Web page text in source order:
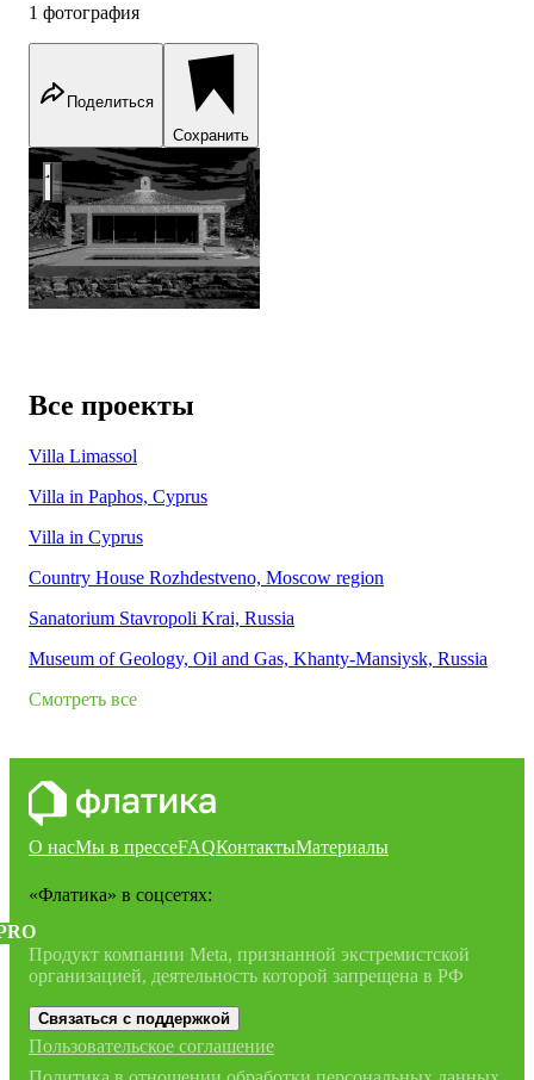
1 фотография
Поделиться
Сохранить
Villa Nicole Kidman, Cyprus
Все проекты
Villa Limassol
Villa in Paphos, Cyprus
Villa in Cyprus
Country House Rozhdestveno, Moscow region
Sanatorium Stavropoli Krai, Russia
Museum of Geology, Oil and Gas, Khanty-Mansiysk, Russia
Смотреть все
О насМы в прессеFAQКонтактыМатериалы
«Флатика» в соцсетях:
Продукт компании Meta, признанной экстремистской
организацией, деятельность которой запрещена в РФ
Связаться с поддержкой
Пользовательское соглашение